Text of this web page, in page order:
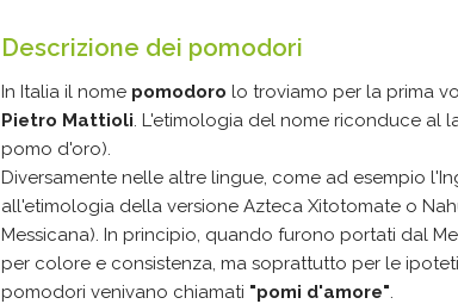
Descrizione dei pomodori
In Italia il nome pomodoro lo troviamo per la prima
Pietro Mattioli. L'etimologia del nome riconduce al
pomo d'oro).
Diversamente nelle altre lingue, come ad esempio
all'etimologia della versione Azteca Xitotomate o
Messicana). In principio, quando furono portati dal
per colore e consistenza, ma soprattutto per le
pomodori venivano chiamati "pomi d'amore".